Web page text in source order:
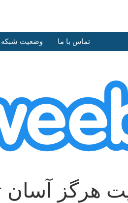
وضعیت شبکه تماس با ما
هرگز آسان